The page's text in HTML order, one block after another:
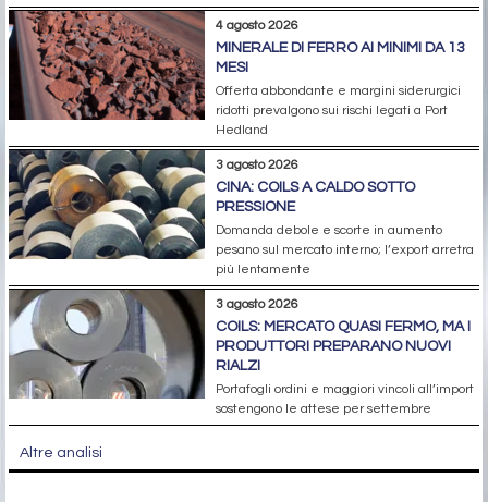
4 agosto 2026
MINERALE DI FERRO AI MINIMI DA 13
MESI
Offerta abbondante e margini siderurgici
ridotti prevalgono sui rischi legati a Port
Hedland
3 agosto 2026
CINA: COILS A CALDO SOTTO
PRESSIONE
Domanda debole e scorte in aumento
pesano sul mercato interno; l’export arretra
più lentamente
3 agosto 2026
COILS: MERCATO QUASI FERMO, MA I
PRODUTTORI PREPARANO NUOVI
RIALZI
Portafogli ordini e maggiori vincoli all’import
sostengono le attese per settembre
Altre analisi